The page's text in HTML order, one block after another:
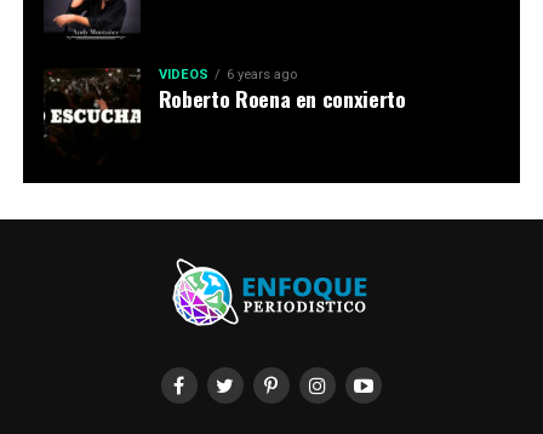
VIDEOS 6 years ago
Roberto Roena en conxierto